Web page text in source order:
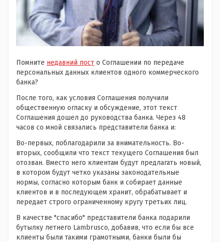
Помните недавний пост о Соглашении по передаче
персональных данных клиентов одного коммерческого
банка?
После того, как условия Соглашения получили
общественную огласку и обсуждение, этот текст
Соглашения дошел до руководства банка. Через 48
часов со мной связались представители банка и:
Во-первых, поблагодарили за внимательность. Во-
вторых, сообщили что текст текущего Соглашения был
отозван. Вместо него клиентам будут предлагать новый,
в котором будут четко указаны законодательные
нормы, согласно которым банк и собирает данные
клиентов и в последующем хранит, обрабатывает и
передает строго ограниченному кругу третьих лиц.
В качестве "спасибо" представители банка подарили
бутылку летнего Lambrusco, добавив, что если бы все
клиенты были такими грамотными, банки были бы